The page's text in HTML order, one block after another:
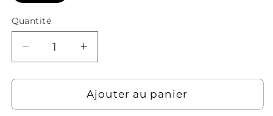
Quantité
Réduire
la
quantité
Farine
Augmenter
la
quantité
de
Farine
Ajouter au panier